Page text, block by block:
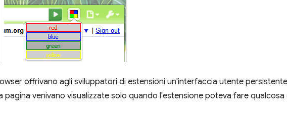
offrivano agli sviluppatori di estensioni un'interfaccia utente
pagina venivano visualizzate solo quando l'estensione poteva fare qualcosa